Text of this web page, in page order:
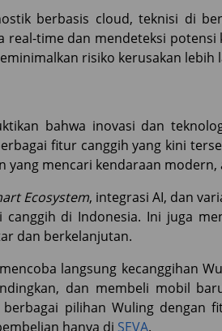
berbasis cloud, teknisi di
real-time dan mendeteksi
risiko kerusakan lebih
bahwa inovasi dan
fitur canggih yang kini
yang mencari kendaraan modern,
Ecosystem, integrasi AI, dan
di Indonesia. Ini juga
dan berkelanjutan.
langsung kecanggihan
dan membeli mobil
berbagai pilihan Wuling dengan
hanya di SEVA.